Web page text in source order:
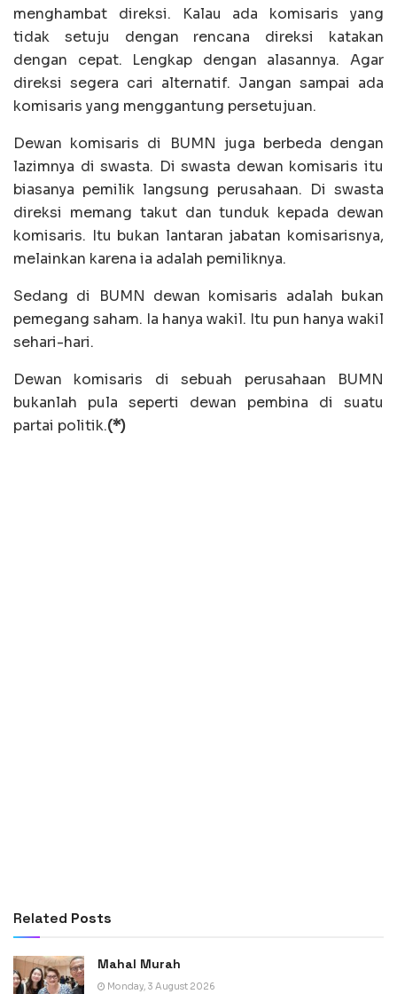
menghambat direksi. Kalau ada komisaris yang
tidak setuju dengan rencana direksi katakan
dengan cepat. Lengkap dengan alasannya. Agar
direksi segera cari alternatif. Jangan sampai ada
komisaris yang menggantung persetujuan.
Dewan komisaris di BUMN juga berbeda dengan
lazimnya di swasta. Di swasta dewan komisaris itu
biasanya pemilik langsung perusahaan. Di swasta
direksi memang takut dan tunduk kepada dewan
komisaris. Itu bukan lantaran jabatan komisarisnya,
melainkan karena ia adalah pemiliknya.
Sedang di BUMN dewan komisaris adalah bukan
pemegang saham. Ia hanya wakil. Itu pun hanya wakil
sehari-hari.
Dewan komisaris di sebuah perusahaan BUMN
bukanlah pula seperti dewan pembina di suatu
partai politik.(*)
Related Posts
Mahal Murah
Monday, 3 August 2026